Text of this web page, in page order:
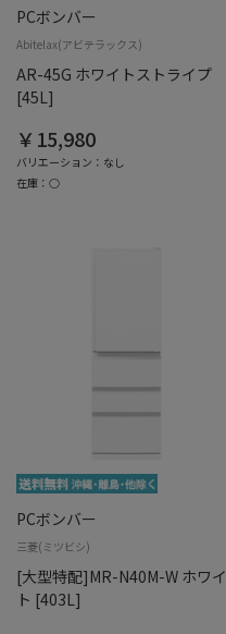
PCボンバー
Abitelax(アビテラックス)
AR-45G ホワイトストライプ
[45L]
￥15,980
バリエーション：なし
在庫：○
PCボンバー
三菱(ミツビシ)
[大型特配]MR-N40M-W ホワイ
ト [403L]